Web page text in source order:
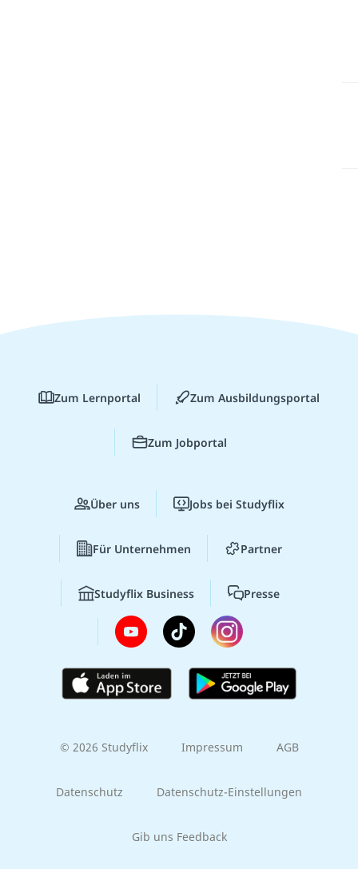
Zum Lernportal Zum Ausbildungsportal
Zum Jobportal
Über uns Jobs bei Studyflix
Für Unternehmen Partner
Studyflix Business Presse
© 2026 Studyflix Impressum AGB
Datenschutz Datenschutz-Einstellungen
Gib uns Feedback